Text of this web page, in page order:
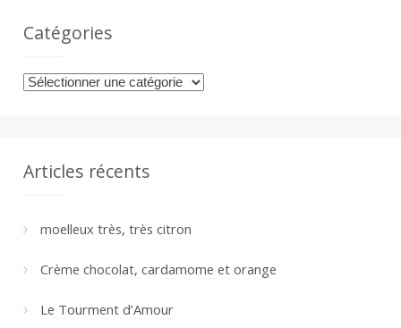
Catégories
Catégories
Articles récents
moelleux très, très citron
Crème chocolat, cardamome et orange
Le Tourment d’Amour